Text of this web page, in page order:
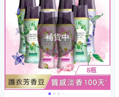
補貨中